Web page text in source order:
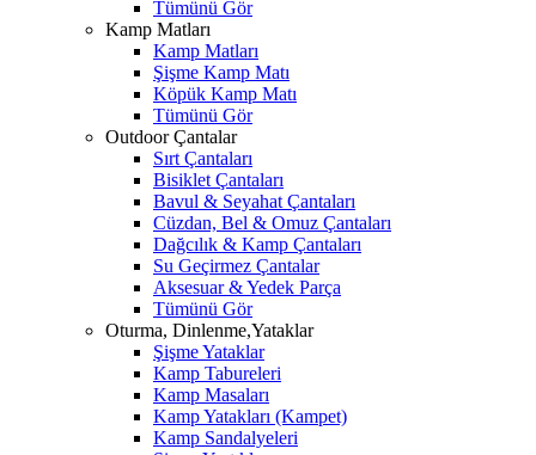
Tümünü Gör
Kamp Matları
Kamp Matları
Şişme Kamp Matı
Köpük Kamp Matı
Tümünü Gör
Outdoor Çantalar
Sırt Çantaları
Bisiklet Çantaları
Bavul & Seyahat Çantaları
Cüzdan, Bel & Omuz Çantaları
Dağcılık & Kamp Çantaları
Su Geçirmez Çantalar
Aksesuar & Yedek Parça
Tümünü Gör
Oturma, Dinlenme,Yataklar
Şişme Yataklar
Kamp Tabureleri
Kamp Masaları
Kamp Yatakları (Kampet)
Kamp Sandalyeleri